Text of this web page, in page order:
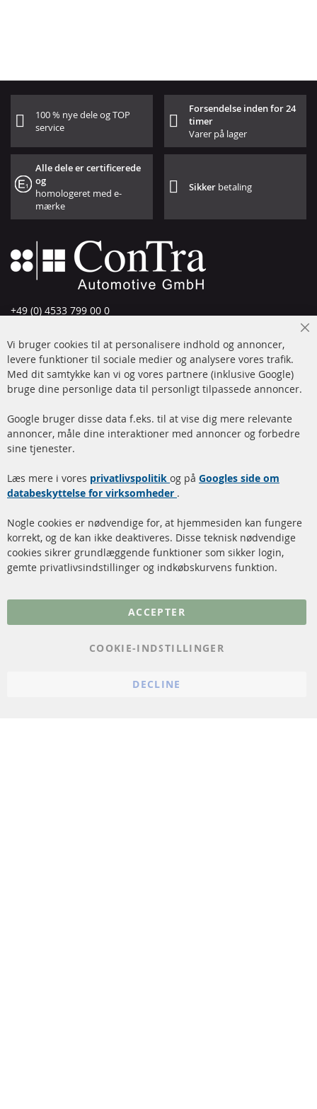
100 % nye dele og TOP
service
Forsendelse inden for 24
timer
Varer på lager
Alle dele er certificerede
og
homologeret med e-
mærke
Sikker betaling
+49 (0) 4533 799 00 0
info@contra-automotive.de
www.contra-automotive.de
Facebook
Instagram
Hurtige links
Dieselpartikelfilter (DPF)
rengøring
Katalysator (KAT)
Sensorer
FAQ
Kundeservice
Betalingsmetoder
Kontakt
Vi bruger cookies til at personalisere indhold og annoncer,
levere funktioner til sociale medier og analysere vores trafik.
Med dit samtykke kan vi og vores partnere (inklusive Google)
bruge dine personlige data til personligt tilpassede annoncer.
Google bruger disse data f.eks. til at vise dig mere relevante
annoncer, måle dine interaktioner med annoncer og forbedre
sine tjenester.
Læs mere i vores privatlivspolitik og på Googles side om
databeskyttelse for virksomheder .
Nogle cookies er nødvendige for, at hjemmesiden kan fungere
korrekt, og de kan ikke deaktiveres. Disse teknisk nødvendige
cookies sikrer grundlæggende funktioner som sikker login,
gemte privatlivsindstillinger og indkøbskurvens funktion.
ACCEPTER
COOKIE-INDSTILLINGER
DECLINE